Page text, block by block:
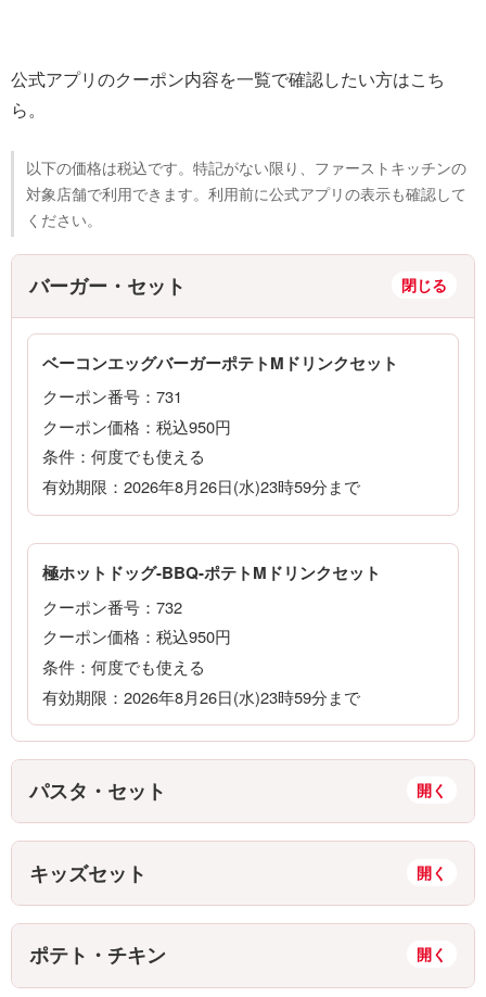
公式アプリのクーポン内容を一覧で確認したい方はこち
ら。
以下の価格は税込です。特記がない限り、ファーストキッチンの
対象店舗で利用できます。利用前に公式アプリの表示も確認して
ください。
バーガー・セット
ベーコンエッグバーガーポテトMドリンクセット
クーポン番号：731
クーポン価格：税込950円
条件：何度でも使える
有効期限：2026年8月26日(水)23時59分まで
極ホットドッグ-BBQ-ポテトMドリンクセット
クーポン番号：732
クーポン価格：税込950円
条件：何度でも使える
有効期限：2026年8月26日(水)23時59分まで
パスタ・セット
キッズセット
ポテト・チキン